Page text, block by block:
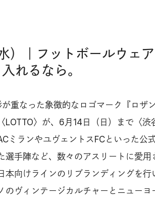
）｜フットボールウェ
れるなら。
重なった象徴的なロゴマーク『ロザ
LOTTO〉が、6月14日（日）まで〈
ミランやユヴェントスFCといった公
選手陣など、数々のアスリートに愛
本向けラインのリブランディングを
のヴィンテージカルチャーとニュー